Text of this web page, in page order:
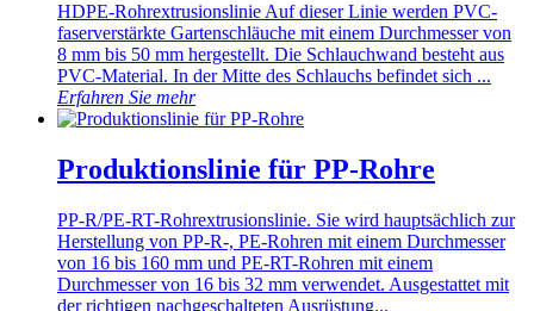
HDPE-Rohrextrusionslinie Auf dieser Linie werden PVC-
faserverstärkte Gartenschläuche mit einem Durchmesser von
8 mm bis 50 mm hergestellt. Die Schlauchwand besteht aus
PVC-Material. In der Mitte des Schlauchs befindet sich ...
Erfahren Sie mehr
Produktionslinie für PP-Rohre
PP-R/PE-RT-Rohrextrusionslinie. Sie wird hauptsächlich zur
Herstellung von PP-R-, PE-Rohren mit einem Durchmesser
von 16 bis 160 mm und PE-RT-Rohren mit einem
Durchmesser von 16 bis 32 mm verwendet. Ausgestattet mit
der richtigen nachgeschalteten Ausrüstung...